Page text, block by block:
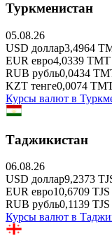
Туркменистан
05.08.26
USD доллар3,4964
EUR евро4,0339 TMT
RUB рубль0,0434
KZT тенге0,0074
Курсы валют в
Таджикистан
06.08.26
USD доллар9,2373
EUR евро10,6709 TJS
RUB рубль0,1139 TJS
Курсы валют в